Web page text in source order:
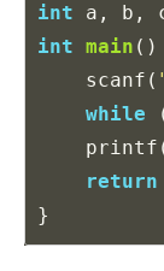
int
a , b ,
int main ()
scanf (
while
printf
return
}